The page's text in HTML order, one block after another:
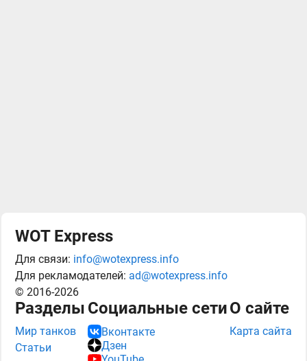
WOT Express
Для связи: info@wotexpress.info
Для рекламодателей: ad@wotexpress.info
© 2016-2026
Разделы
Мир танков
Статьи
Социальные сети
Вконтакте
Дзен
О сайте
Карта сайта